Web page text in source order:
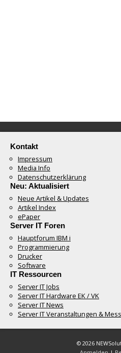
Kontakt
Impressum
Media Info
Datenschutzerklärung
Neu: Aktualisiert
Neue Artikel & Updates
Artikel Index
ePaper
Server IT Foren
Hauptforum IBM i
Programmierung
Drucker
Software
IT Ressourcen
Server IT Jobs
Server IT Hardware EK / VK
Server IT News
Server IT Veranstaltungen &
© 2026